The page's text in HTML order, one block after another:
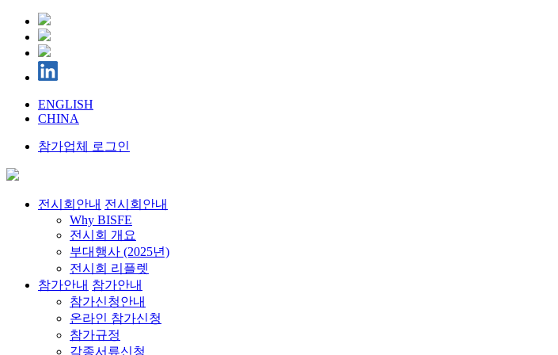
ENGLISH
CHINA
참가업체 로그인
전시회안내 전시회안내
Why BISFE
전시회 개요
부대행사 (2025년)
전시회 리플렛
참가안내 참가안내
참가신청안내
온라인 참가신청
참가규정
각종서류신청